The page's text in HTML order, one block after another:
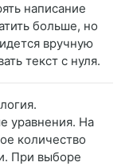
написание
больше, но
вручную
текст с нуля.
уравнения. На
количество
При выборе